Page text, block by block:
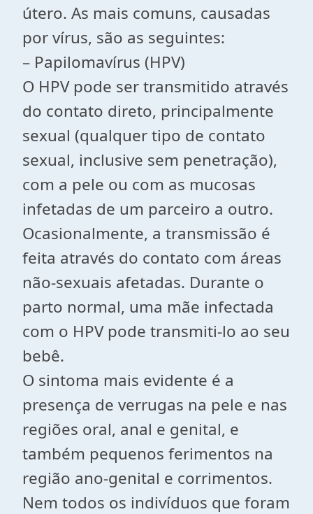
útero. As mais comuns, causadas
por vírus, são as seguintes:
– Papilomavírus (HPV)
O HPV pode ser transmitido através
do contato direto, principalmente
sexual (qualquer tipo de contato
sexual, inclusive sem penetração),
com a pele ou com as mucosas
infetadas de um parceiro a outro.
Ocasionalmente, a transmissão é
feita através do contato com áreas
não-sexuais afetadas. Durante o
parto normal, uma mãe infectada
com o HPV pode transmiti-lo ao seu
bebê.
O sintoma mais evidente é a
presença de verrugas na pele e nas
regiões oral, anal e genital, e
também pequenos ferimentos na
região ano-genital e corrimentos.
Nem todos os indivíduos que foram